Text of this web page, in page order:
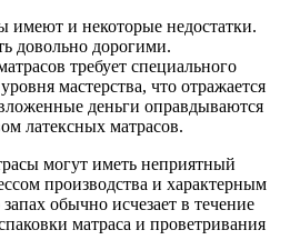
имеют и некоторые недостатки.
довольно дорогими.
требует специального
мастерства, что отражается
деньги оправдываются
латексных матрасов.
могут иметь неприятный
производства и характерным
обычно исчезает в течение
матраса и проветривания